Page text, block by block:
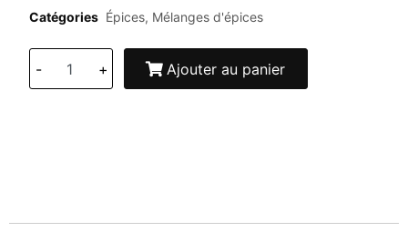
Catégories Épices, Mélanges d'épices
- + Ajouter au panier